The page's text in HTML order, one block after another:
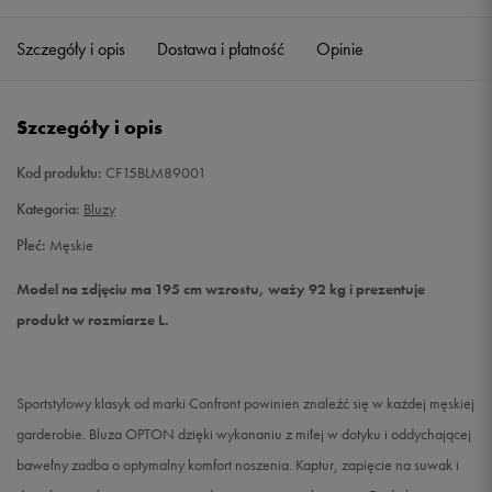
L Powiadom o dostępności
XXL
Szczegóły i opis Dostawa i płatność Opinie
Szczegóły i opis
Kod produktu: CF15BLM89001
Kategoria: Bluzy
Płeć: Męskie
Model na zdjęciu ma 195 cm wzrostu, waży 92 kg i prezentuje
produkt w rozmiarze L.
Sportstylowy klasyk od marki Confront powinien znaleźć się w każdej męskiej
garderobie. Bluza OPTON dzięki wykonaniu z miłej w dotyku i oddychającej
bawełny zadba o optymalny komfort noszenia. Kaptur, zapięcie na suwak i